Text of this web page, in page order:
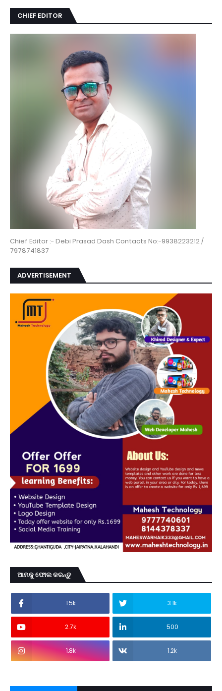
CHIEF EDITOR
Chief Editor :- Debi Prasad Dash Contacts No:-9938223212 /
7978741837
ADVERTISEMENT
ଆମକୁ ଫୋଲ କରନ୍ତୁ
1.5k 3.1k
2.7k 500
1.8k 1.2k